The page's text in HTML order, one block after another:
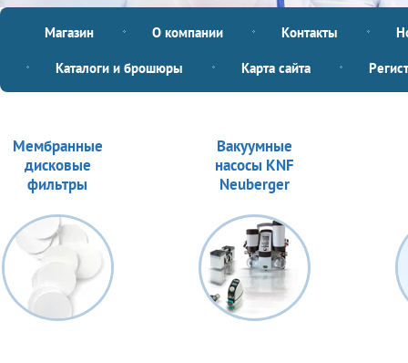
Магазин О компании Контакты
Каталоги и брошюры Карта сайта
Мембранные
дисковые
фильтры
Вакуумные
насосы KNF
Neuberger